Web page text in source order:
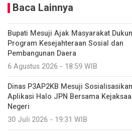
Baca Lainnya
Bupati Mesuji Ajak Masyarakat
Program Kesejahteraan Sosial dan
Pembangunan Daera
6 Agustus 2026 - 18:59 WIB
Dinas P3AP2KB Mesuji Sosialisasikan
Aplikasi Halo JPN Bersama
Negeri
30 Juli 2026 - 19:31 WIB